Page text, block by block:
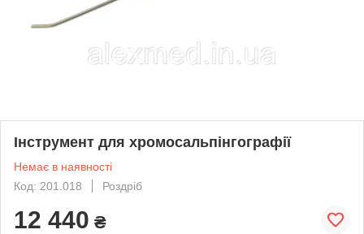
Інструмент для хромосальпінгографії
Немає в наявності
Код: 201.018
Роздріб
12 440 ₴